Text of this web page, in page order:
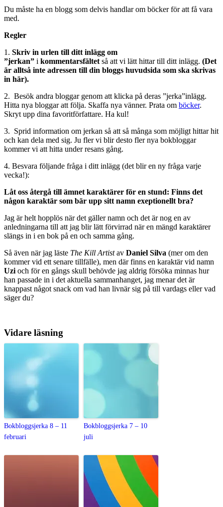
Du måste ha en blogg som delvis handlar om böcker för att få vara
med.
Regler
1. Skriv in urlen till ditt inlägg om
”jerkan” i kommentarsfältet så att vi lätt hittar till ditt inlägg. (Det
är alltså inte adressen till din bloggs huvudsida som ska skrivas
in här).
2. Besök andra bloggar genom att klicka på deras ”jerka”inlägg.
Hitta nya bloggar att följa. Skaffa nya vänner. Prata om böcker.
Skryt upp dina favoritförfattare. Ha kul!
3. Sprid information om jerkan så att så många som möjligt hittar hit
och kan dela med sig. Ju fler vi blir desto fler nya bokbloggar
kommer vi att hitta under resans gång.
4. Besvara följande fråga i ditt inlägg (det blir en ny fråga varje
vecka!):
Låt oss återgå till ämnet karaktärer för en stund: Finns det
någon karaktär som bär upp sitt namn exeptionellt bra?
Jag är helt hopplös när det gäller namn och det är nog en av
anledningarna till att jag blir lätt förvirrad när en mängd karaktärer
slängs in i en bok på en och samma gång.
Så även när jag läste The Kill Artistav Daniel Silva (mer om den
kommer vid ett senare tillfälle), men där finns en karaktär vid namn
Uzi och för en gångs skull behövde jag aldrig försöka minnas hur
han passade in i det aktuella sammanhanget, jag menar det är
knappast något snack om vad han livnär sig på till vardags eller vad
säger du?
Vidare läsning
Bokbloggsjerka 8 – 11
februari
Bokbloggsjerka 7 – 10
juli